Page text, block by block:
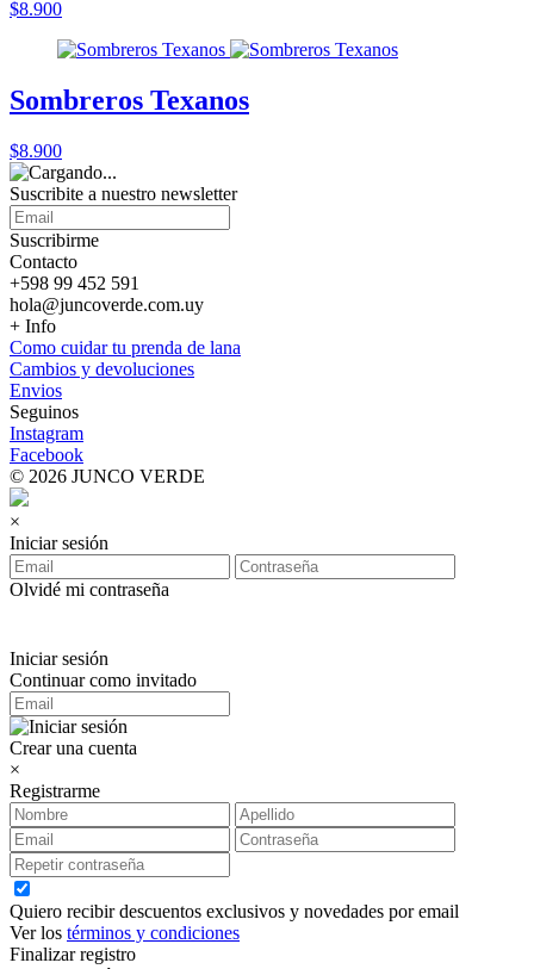
$8.900
Sombreros Texanos
$8.900
Suscribite a nuestro newsletter
Suscribirme
Contacto
+598 99 452 591
hola@juncoverde.com.uy
+ Info
Como cuidar tu prenda de lana
Cambios y devoluciones
Envios
Seguinos
Instagram
Facebook
© 2026 JUNCO VERDE
×
Iniciar sesión
Olvidé mi contraseña
Iniciar sesión
Continuar como invitado
Crear una cuenta
×
Registrarme
Quiero recibir descuentos exclusivos y novedades por email
Ver los términos y condiciones
Finalizar registro